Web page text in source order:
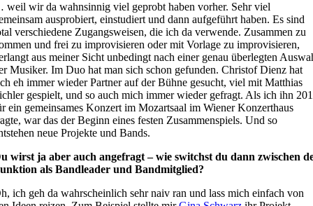
wir da wahnsinnig viel geprobt haben vorher. Sehr viel
ausprobiert, einstudiert und dann aufgeführt haben. Es sind
verschiedene Zugangsweisen, die ich da verwende. Zusammen zu
und frei zu improvisieren oder mit Vorlage zu improvisieren,
aus meiner Sicht unbedingt nach einer genau überlegten
Musiker. Im Duo hat man sich schon gefunden. Christof Dienz hat
eh immer wieder Partner auf der Bühne gesucht, viel mit Matthias
gespielt, und so auch mich immer wieder gefragt. Als ich ihn
ein gemeinsames Konzert im Mozartsaal im Wiener Konzerthaus
war das der Beginn eines festen Zusammenspiels. Und so
neue Projekte und Bands.
wirst ja aber auch angefragt – wie switchst du dann zwischen
als Bandleader und Bandmitglied?
ich geh da wahrscheinlich sehr naiv ran und lass mich einfach von